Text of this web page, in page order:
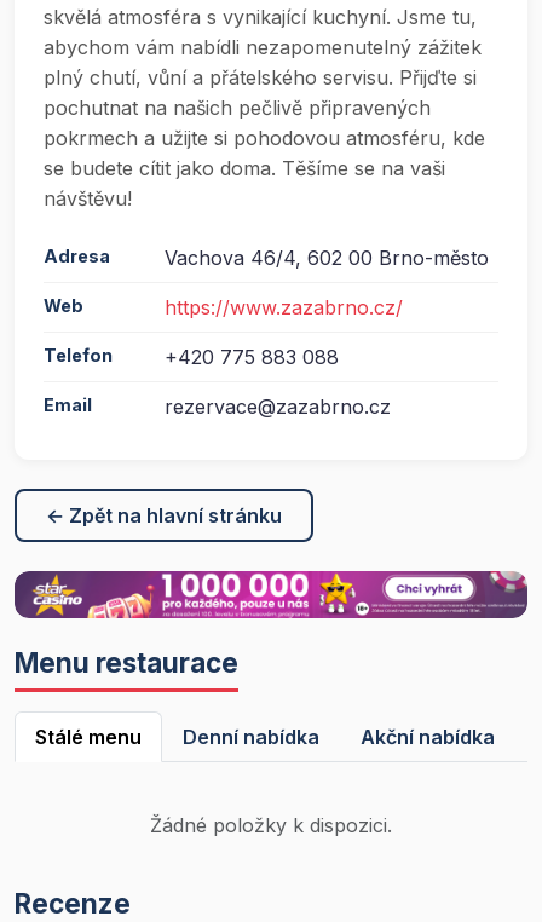
skvělá atmosféra s vynikající kuchyní. Jsme tu,
abychom vám nabídli nezapomenutelný zážitek
plný chutí, vůní a přátelského servisu. Přijďte si
pochutnat na našich pečlivě připravených
pokrmech a užijte si pohodovou atmosféru, kde
se budete cítit jako doma. Těšíme se na vaši
návštěvu!
Adresa Vachova 46/4, 602 00 Brno-město
Web https://www.zazabrno.cz/
Telefon +420 775 883 088
Email rezervace@zazabrno.cz
← Zpět na hlavní stránku
Menu restaurace
Stálé menu Denní nabídka Akční nabídka
Žádné položky k dispozici.
Recenze